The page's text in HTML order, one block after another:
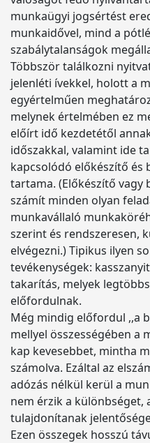
munkaügyi jogsértést
munkaidővel, mind a
szabálytalanságok
Többször találkozni
jelenléti ívekkel, holott a
egyértelműen
melynek értelmében ez
előírt idő kezdetétől
időszakkal, valamint ide
kapcsolódó előkészítő és
tartama. (Előkészítő vagy
számít minden olyan
munkavállaló
szerint és rendszeresen,
elvégezni.) Tipikus ilyen
tevékenységek:
takarítás, melyek
előfordulnak.
Még mindig előfordul ,,a
mellyel összességében a
kap kevesebbet, mintha
számolva. Ezáltal az
adózás nélkül kerül a
nem érzik a különbséget,
tulajdonítanak
Ezen összegek hosszú